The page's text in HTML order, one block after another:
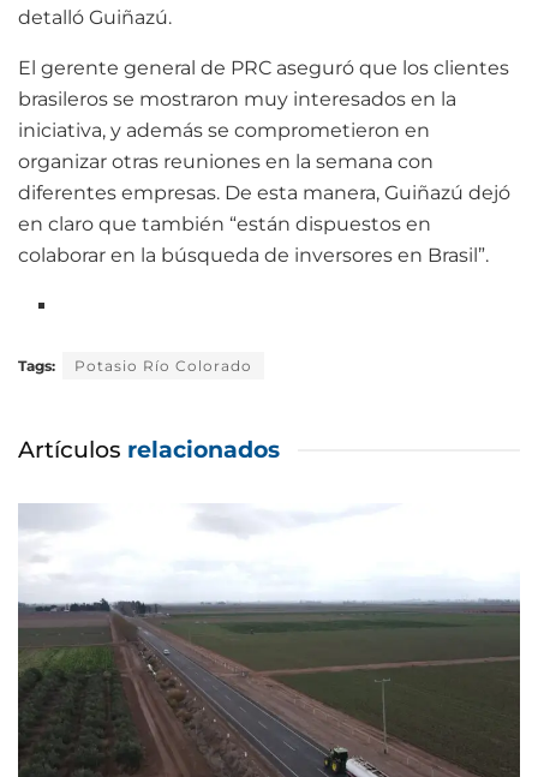
detalló Guiñazú.
El gerente general de PRC aseguró que los clientes
brasileros se mostraron muy interesados en la
iniciativa, y además se comprometieron en
organizar otras reuniones en la semana con
diferentes empresas. De esta manera, Guiñazú dejó
en claro que también “están dispuestos en
colaborar en la búsqueda de inversores en Brasil”.
Tags: Potasio Río Colorado
Artículos relacionados